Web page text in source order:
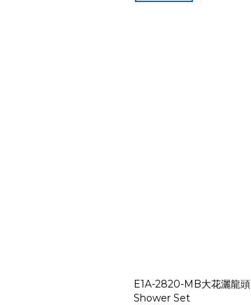
E1A-2820-MB大花灑龍頭
Shower Set